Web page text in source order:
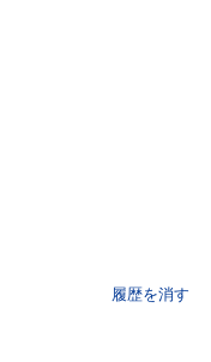
履歴を消す